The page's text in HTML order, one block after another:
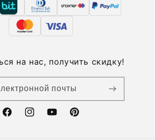
на нас, получить скидку!
почты
FacebookInstagramYouTubePinterest